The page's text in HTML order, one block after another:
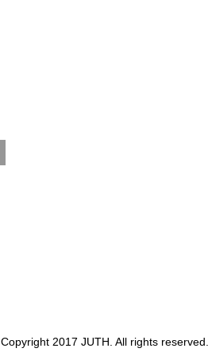
Copyright 2017 JUTH. All rights reserved.